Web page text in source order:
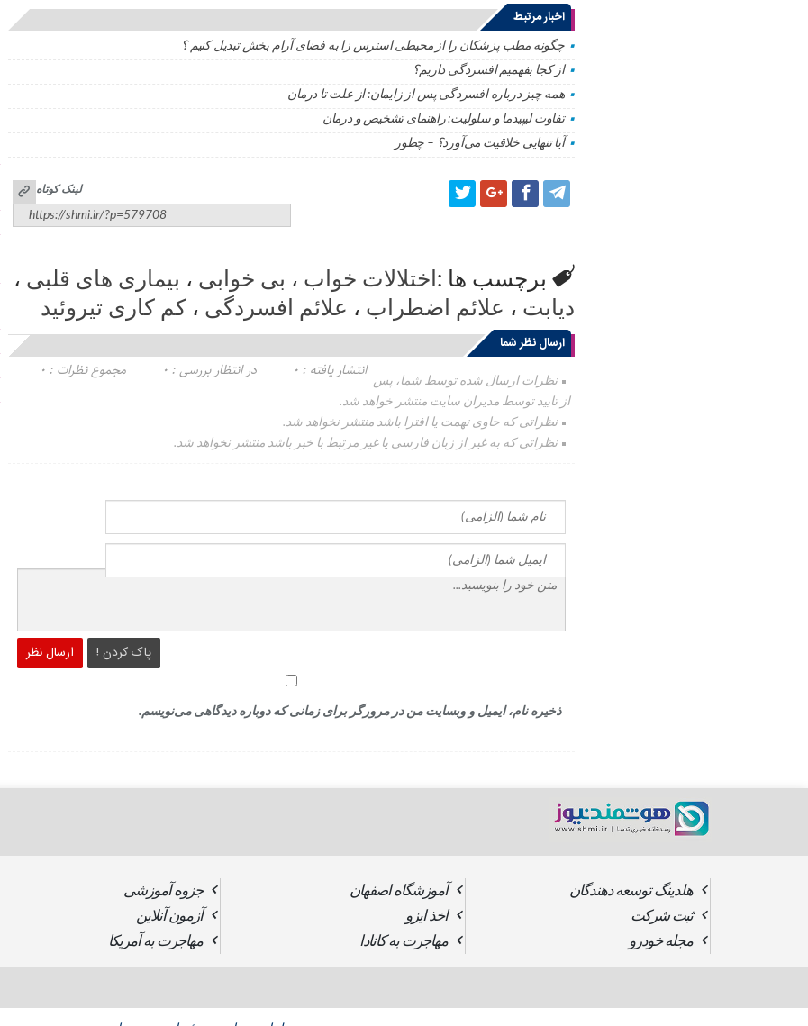
اخبار مرتبط
چگونه مطب پزشکان را از محیطی استرس زا به فضای آرام بخش تبدیل کنیم ؟
از کجا بفهمیم افسردگی داریم؟
همه چیز درباره افسردگی پس از زایمان: از علت تا درمان
تفاوت لیپیدما و سلولیت: راهنمای تشخیص و درمان
آیا تنهایی خلاقیت می‌آورد؟ – چطور
لینک کوتاه
برچسب ها : اختلالات خواب ، بی خوابی ، بیماری های قلبی ،
دیابت ، علائم اضطراب ، علائم افسردگی ،کم کاری تیروئید
ارسال نظر شما
مجموع نظرات : 0 در انتظار بررسی : 0 انتشار یافته : 0 نظرات ارسال شده توسط شما، پس
از تایید توسط مدیران سایت منتشر خواهد شد.
نظراتی که حاوی تهمت یا افترا باشد منتشر نخواهد شد.
نظراتی که به غیر از زبان فارسی یا غیر مرتبط با خبر باشد منتشر نخواهد شد.
ارسال نظر پاک کردن !
ذخیره نام، ایمیل و وبسایت من در مرورگر برای زمانی که دوباره دیدگاهی می‌نویسم.
هلدینگ توسعه دهندگان آموزشگاه اصفهان جزوه آموزشی
ثبت شرکت
اخذ ایزو آزمون آنلاین
مجله خودرو
مهاجرت به کانادا مهاجرت به آمریکا